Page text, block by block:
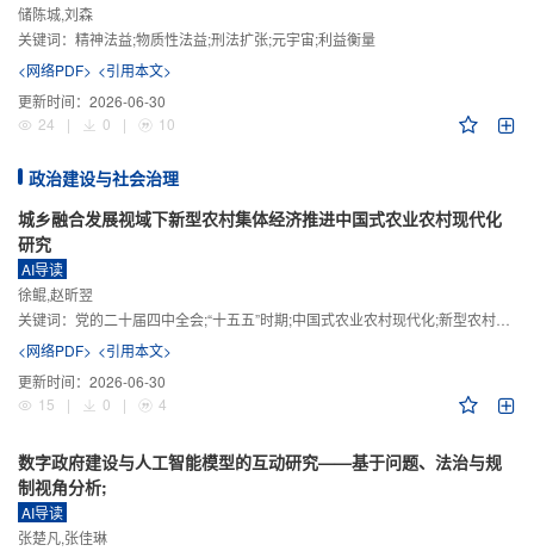
储陈城,刘森
关键词： 精神法益;物质性法益;刑法扩张;元宇宙;利益衡量
<网络PDF> <引用本文>
更新时间： 2026-06-30
24
| 0 | 10
政治建设与社会治理
城乡融合发展视域下新型农村集体经济推进中国式农业农村现代化
研究
AI导读
徐鲲,赵昕翌
关键词： 党的二十届四中全会;“十五五”时期;中国式农业农村现代化;新型农村集体经济;城乡融合发展;新质生产力
<网络PDF> <引用本文>
更新时间： 2026-06-30
15
| 0 | 4
数字政府建设与人工智能模型的互动研究——基于问题、法治与规
制视角分析;
AI导读
张楚凡,张佳琳